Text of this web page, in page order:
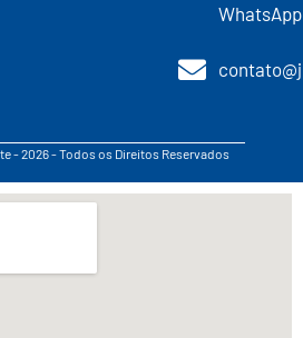
WhatsApp
- 2026 - Todos os Direitos Reservados